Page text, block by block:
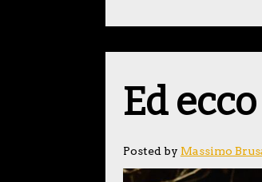
Ed
Posted by Massimo